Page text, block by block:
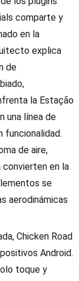
comparte y
en la
explica
de
la Estação
una línea de
funcionalidad.
de aire,
convierten en la
se
aerodinámicas
Chicken Road
Android.
toque y